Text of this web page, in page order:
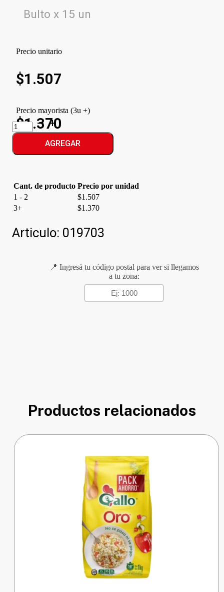
Bulto x 15 un
Precio unitario
$1.507
Precio mayorista (3u +)
$1.370
TERRABUSI
3
VEGETALES
MOSTACHOL
cantidad
AGREGAR
Cant. de producto Precio por unidad
1 - 2
$1.507
3+
$1.370
Articulo: 019703
📍 Ingresá tu código postal para ver si llegamos
a tu zona:
Productos relacionados